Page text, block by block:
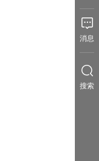
消息
搜索